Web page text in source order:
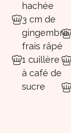
hachée
3 cm de
gingembre
frais râpé
1 cuillère
à café de
sucre